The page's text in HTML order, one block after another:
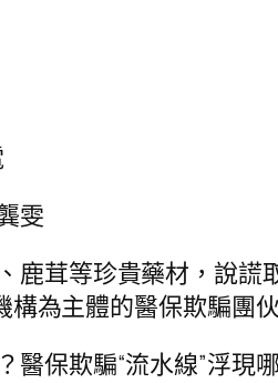
雯
鹿茸等珍貴藥材，說
構為主體的醫保欺騙團
醫保欺騙“流水線”浮現